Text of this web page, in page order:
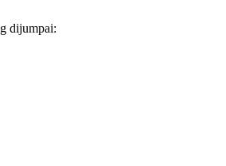
dijumpai: